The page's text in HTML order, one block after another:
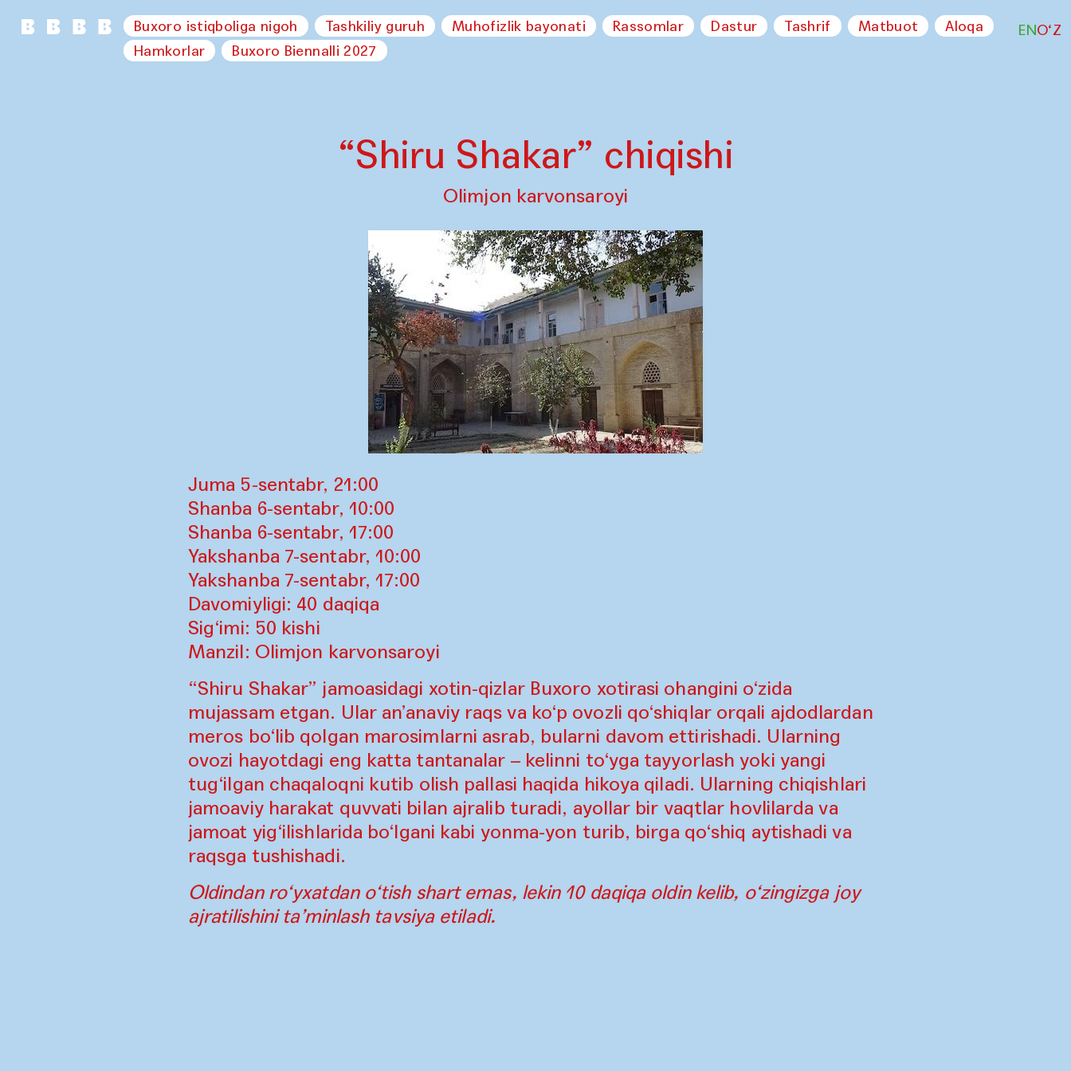
Buxoro istiqboliga nigoh Tashkiliy guruh Muhofizlik bayonati Rassomlar Dastur Tashrif Matbuot
Aloqa
Hamkorlar
Buxoro Biennalli 2027
ENO‘Z
“Shiru Shakar” chiqishi
Olimjon karvonsaroyi
Juma 5-sentabr, 21:00
Shanba 6-sentabr, 10:00
Shanba 6-sentabr, 17:00
Yakshanba 7-sentabr, 10:00
Yakshanba 7-sentabr, 17:00
Davomiyligi: 40 daqiqa
Sig‘imi: 50 kishi
Manzil: Olimjon karvonsaroyi
“Shiru Shakar” jamoasidagi xotin-qizlar Buxoro xotirasi ohangini o‘zida
mujassam etgan. Ular an’anaviy raqs va ko‘p ovozli qo‘shiqlar orqali ajdodlardan
meros bo‘lib qolgan marosimlarni asrab, bularni davom ettirishadi. Ularning
ovozi hayotdagi eng katta tantanalar – kelinni to‘yga tayyorlash yoki yangi
tug‘ilgan chaqaloqni kutib olish pallasi haqida hikoya qiladi. Ularning chiqishlari
jamoaviy harakat quvvati bilan ajralib turadi, ayollar bir vaqtlar hovlilarda va
jamoat yig‘ilishlarida bo‘lgani kabi yonma-yon turib, birga qo‘shiq aytishadi va
raqsga tushishadi.
Oldindan ro‘yxatdan o‘tish shart emas, lekin 10 daqiqa oldin kelib, o‘zingizga joy
ajratilishini ta’minlash tavsiya etiladi.